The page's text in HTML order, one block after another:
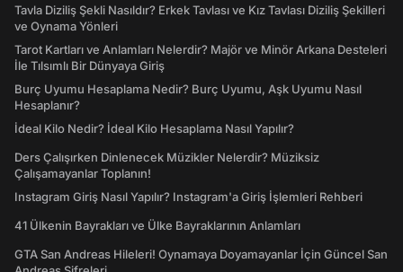
Tavla Diziliş Şekli Nasıldır? Erkek Tavlası ve Kız Tavlası Diziliş Şekilleri
ve Oynama Yönleri
Tarot Kartları ve Anlamları Nelerdir? Majör ve Minör Arkana Desteleri
İle Tılsımlı Bir Dünyaya Giriş
Burç Uyumu Hesaplama Nedir? Burç Uyumu, Aşk Uyumu Nasıl
Hesaplanır?
İdeal Kilo Nedir? İdeal Kilo Hesaplama Nasıl Yapılır?
Ders Çalışırken Dinlenecek Müzikler Nelerdir? Müziksiz
Çalışamayanlar Toplanın!
Instagram Giriş Nasıl Yapılır? Instagram'a Giriş İşlemleri Rehberi
41 Ülkenin Bayrakları ve Ülke Bayraklarının Anlamları
GTA San Andreas Hileleri! Oynamaya Doyamayanlar İçin Güncel San